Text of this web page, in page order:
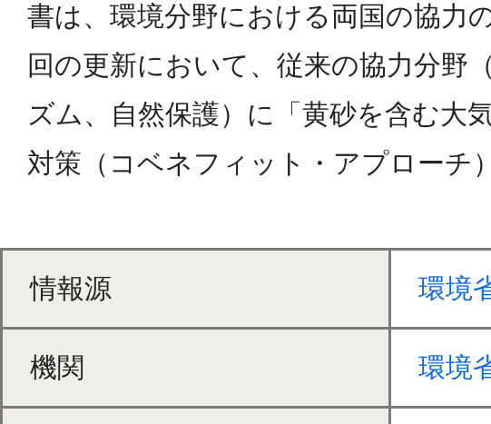
書は、環境分野における両国の協力
回の更新において、従来の協力分野
ズム、自然保護）に「黄砂を含む大
対策（コベネフィット・アプローチ
情報源 環境
機関 環境